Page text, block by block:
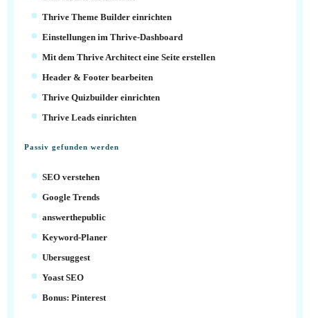
Thrive Theme Builder einrichten
Einstellungen im Thrive-Dashboard
Mit dem Thrive Architect eine Seite erstellen
Header & Footer bearbeiten
Thrive Quizbuilder einrichten
Thrive Leads einrichten
Passiv gefunden werden
SEO verstehen
Google Trends
answerthepublic
Keyword-Planer
Ubersuggest
Yoast SEO
Bonus: Pinterest